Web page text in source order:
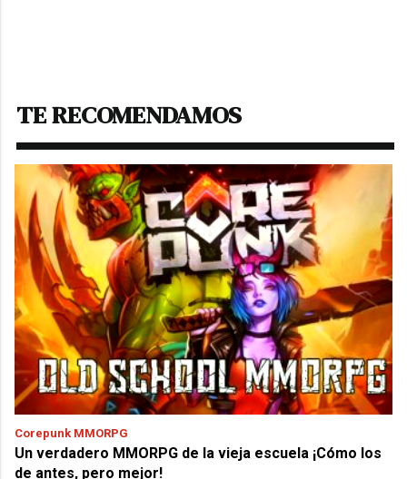
TE RECOMENDAMOS
Corepunk MMORPG
Un verdadero MMORPG de la vieja escuela ¡Cómo los
de antes, pero mejor!